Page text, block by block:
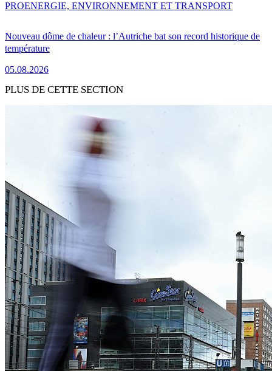
Nouveau dôme de chaleur : l’Autriche bat son record historique de
température
05.08.2026
PROENERGIE, ENVIRONNEMENT ET TRANSPORT
PLUS DE CETTE SECTION